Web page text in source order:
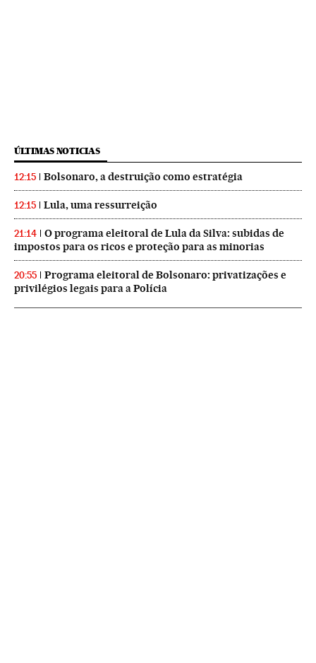
ÚLTIMAS NOTICIAS
12:15 Bolsonaro, a destruição como estratégia
12:15 Lula, uma ressurreição
21:14
O programa eleitoral de Lula da Silva: subidas de
impostos para os ricos e proteção para as minorias
20:55
Programa eleitoral de Bolsonaro: privatizações e
privilégios legais para a Polícia